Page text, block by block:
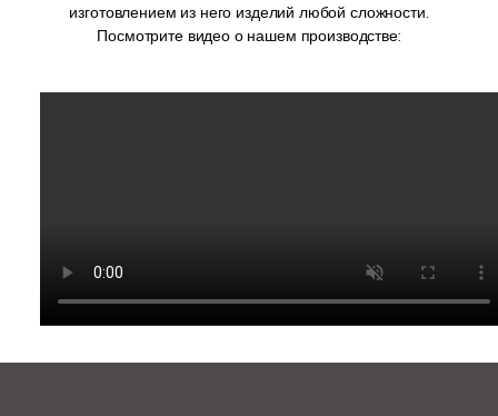
изготовлением из него изделий любой сложности.
Посмотрите видео о нашем производстве: